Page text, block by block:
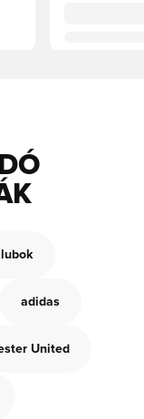
adidas
United